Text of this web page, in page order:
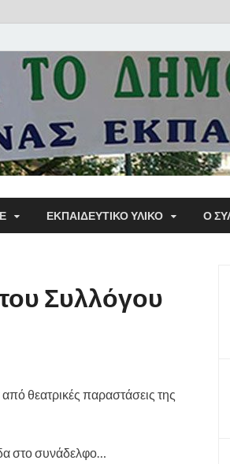
Α΄
ΕΚΠΑΙΔΕΥΤΙΚΌ ΥΛΙΚΌ Ο
Συλλόγου
θεατρικές παραστάσεις της
στο συνάδελφο…